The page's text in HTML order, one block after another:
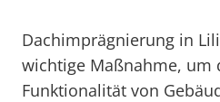
Dachimprägnierung in
wichtige Maßnahme, um
Funktionalität von